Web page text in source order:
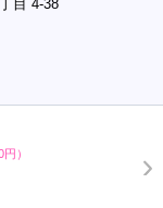
目 4-38
）